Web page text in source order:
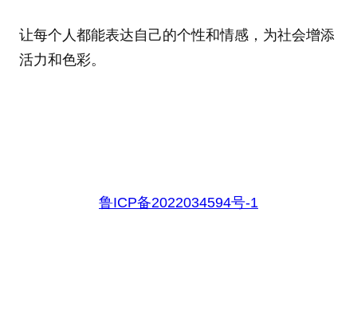
让每个人都能表达自己的个性和情感，为社会增添
活力和色彩。
鲁ICP备2022034594号-1